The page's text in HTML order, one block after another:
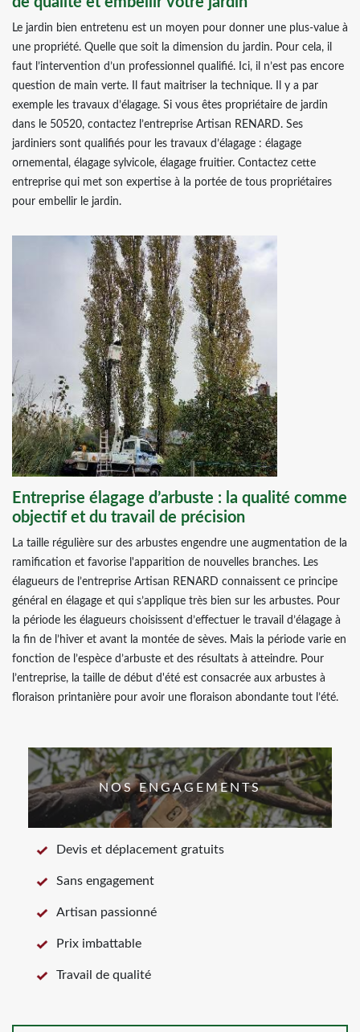
Le jardin bien entretenu est un moyen pour donner une plus-value à
une propriété. Quelle que soit la dimension du jardin. Pour cela, il
faut l’intervention d’un professionnel qualifié. Ici, il n’est pas encore
question de main verte. Il faut maitriser la technique. Il y a par
exemple les travaux d’élagage. Si vous êtes propriétaire de jardin
dans le 50520, contactez l’entreprise Artisan RENARD. Ses
jardiniers sont qualifiés pour les travaux d’élagage : élagage
ornemental, élagage sylvicole, élagage fruitier. Contactez cette
entreprise qui met son expertise à la portée de tous propriétaires
pour embellir le jardin.
Entreprise élagage d’arbuste : la qualité comme
objectif et du travail de précision
La taille régulière sur des arbustes engendre une augmentation de la
ramification et favorise l'apparition de nouvelles branches. Les
élagueurs de l’entreprise Artisan RENARD connaissent ce principe
général en élagage et qui s’applique très bien sur les arbustes. Pour
la période les élagueurs choisissent d’effectuer le travail d’élagage à
la fin de l’hiver et avant la montée de sèves. Mais la période varie en
fonction de l’espèce d’arbuste et des résultats à atteindre. Pour
l’entreprise, la taille de début d'été est consacrée aux arbustes à
floraison printanière pour avoir une floraison abondante tout l’été.
NOS ENGAGEMENTS
Devis et déplacement gratuits
Sans engagement
Artisan passionné
Prix imbattable
Travail de qualité